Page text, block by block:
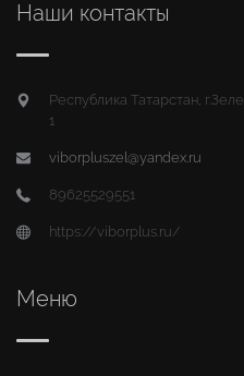
Наши контакты
Республика Татарстан,
1
viborpluszel@yandex.ru
89625529551
https://viborplus.ru/
Меню